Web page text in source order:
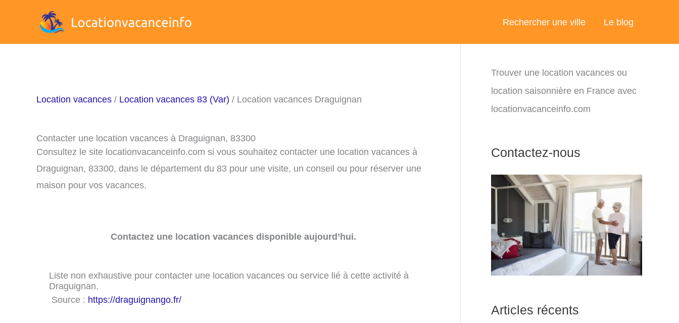
Rechercher une ville Le blog
Location vacances / Location vacances 83 (Var) / Location vacances Draguignan
Contacter une location vacances à Draguignan, 83300
Consultez le site locationvacanceinfo.com si vous souhaitez contacter une location vacances à
Draguignan, 83300, dans le département du 83 pour une visite, un conseil ou pour réserver une
maison pour vos vacances.
Contactez une location vacances disponible aujourd’hui.
Liste non exhaustive pour contacter une location vacances ou service lié à cette activité à
Draguignan.
Source : https://draguignango.fr/
Trouver une location vacances ou
location saisonnière en France avec
locationvacanceinfo.com
Contactez-nous
Articles récents